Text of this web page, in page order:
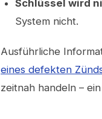
Schlüssel wird
System nicht.
Ausführliche
eines defekten
zeitnah handeln –